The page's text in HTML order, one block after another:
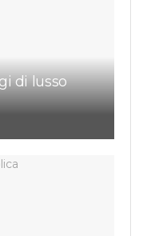
di lusso